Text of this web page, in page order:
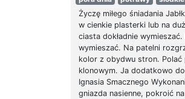
Życzę miłego śniadania
w cienkie plasterki lub na
ciasta dokładnie
wymieszać. Na patelni
kolor z obydwu stron. Polać
klonowym. Ja dodatkowo
Ignasia Smacznego
gniazda nasienne, pokroić